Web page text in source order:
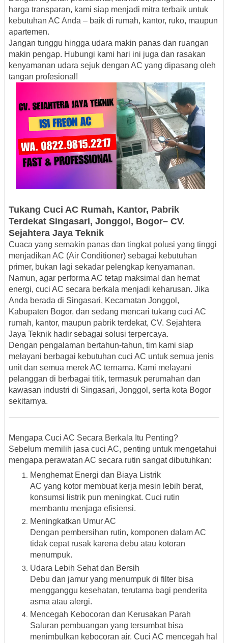
harga transparan, kami siap menjadi mitra terbaik untuk
kebutuhan AC Anda – baik di rumah, kantor, ruko, maupun
apartemen.
Jangan tunggu hingga udara makin panas dan ruangan
makin pengap. Hubungi kami hari ini juga dan rasakan
kenyamanan udara sejuk dengan AC yang dipasang oleh
tangan profesional!
Tukang Cuci AC Rumah, Kantor, Pabrik
Terdekat Singasari, Jonggol, Bogor– CV.
Sejahtera Jaya Teknik
Cuaca yang semakin panas dan tingkat polusi yang tinggi
menjadikan AC (Air Conditioner) sebagai kebutuhan
primer, bukan lagi sekadar pelengkap kenyamanan.
Namun, agar performa AC tetap maksimal dan hemat
energi, cuci AC secara berkala menjadi keharusan. Jika
Anda berada di Singasari, Kecamatan Jonggol,
Kabupaten Bogor, dan sedang mencari tukang cuci AC
rumah, kantor, maupun pabrik terdekat, CV. Sejahtera
Jaya Teknik hadir sebagai solusi terpercaya.
Dengan pengalaman bertahun-tahun, tim kami siap
melayani berbagai kebutuhan cuci AC untuk semua jenis
unit dan semua merek AC ternama. Kami melayani
pelanggan di berbagai titik, termasuk perumahan dan
kawasan industri di Singasari, Jonggol, serta kota Bogor
sekitarnya.
Mengapa Cuci AC Secara Berkala Itu Penting?
Sebelum memilih jasa cuci AC, penting untuk mengetahui
mengapa perawatan AC secara rutin sangat dibutuhkan:
Menghemat Energi dan Biaya Listrik
AC yang kotor membuat kerja mesin lebih berat,
konsumsi listrik pun meningkat. Cuci rutin
membantu menjaga efisiensi.
Meningkatkan Umur AC
Dengan pembersihan rutin, komponen dalam AC
tidak cepat rusak karena debu atau kotoran
menumpuk.
Udara Lebih Sehat dan Bersih
Debu dan jamur yang menumpuk di filter bisa
mengganggu kesehatan, terutama bagi penderita
asma atau alergi.
Mencegah Kebocoran dan Kerusakan Parah
Saluran pembuangan yang tersumbat bisa
menimbulkan kebocoran air. Cuci AC mencegah hal